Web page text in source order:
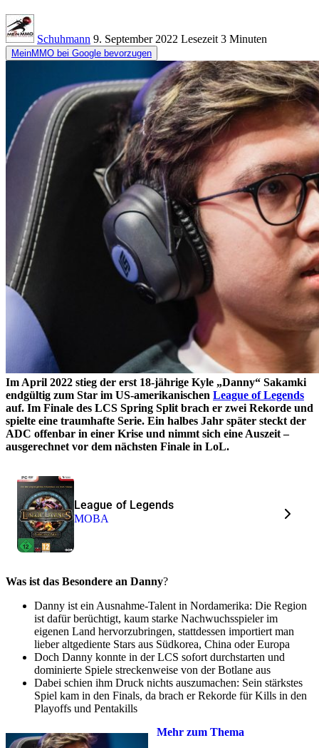
Schuhmann 9. September 2022 Lesezeit 3 Minuten
MeinMMO bei Google bevorzugen
Im April 2022 stieg der erst 18-jährige Kyle „Danny“ Sakamki
endgültig zum Star im US-amerikanischen League of Legends
auf. Im Finale des LCS Spring Split brach er zwei Rekorde und
spielte eine traumhafte Serie. Ein halbes Jahr später steckt der
ADC offenbar in einer Krise und nimmt sich eine Auszeit –
ausgerechnet vor dem nächsten Finale in LoL.
League of Legends
MOBA
Was ist das Besondere an Danny?
Danny ist ein Ausnahme-Talent in Nordamerika: Die Region
ist dafür berüchtigt, kaum starke Nachwuchsspieler im
eigenen Land hervorzubringen, stattdessen importiert man
lieber altgediente Stars aus Südkorea, China oder Europa
Doch Danny konnte in der LCS sofort durchstarten und
dominierte Spiele streckenweise von der Botlane aus
Dabei schien ihm Druck nichts auszumachen: Sein stärkstes
Spiel kam in den Finals, da brach er Rekorde für Kills in den
Playoffs und Pentakills
Mehr zum Thema